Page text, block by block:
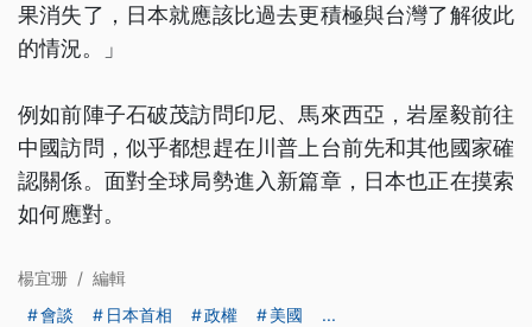
果消失了，日本就應該比過去更積極與台灣了解彼此
的情況。」
例如前陣子石破茂訪問印尼、馬來西亞，岩屋毅前往
中國訪問，似乎都想趕在川普上台前先和其他國家確
認關係。面對全球局勢進入新篇章，日本也正在摸索
如何應對。
楊宜珊 / 編輯
會談
日本首相 政權 美國 ...